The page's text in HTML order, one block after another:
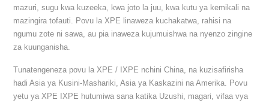
mazuri, sugu kwa kuzeeka, kwa joto la juu, kwa kutu ya kemikali na
mazingira tofauti. Povu la XPE linaweza kuchakatwa, rahisi na
ngumu zote ni sawa, au pia inaweza kujumuishwa na nyenzo zingine
za kuunganisha.
Tunatengeneza povu la XPE / IXPE nchini China, na kuzisafirisha
hadi Asia ya Kusini-Mashariki, Asia ya Kaskazini na Amerika. Povu
yetu ya XPE IXPE hutumiwa sana katika Uzushi, magari, vifaa vya